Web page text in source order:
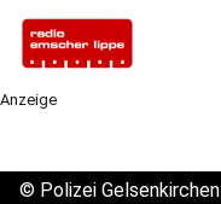
Anzeige
© Polizei Gelsenkirchen